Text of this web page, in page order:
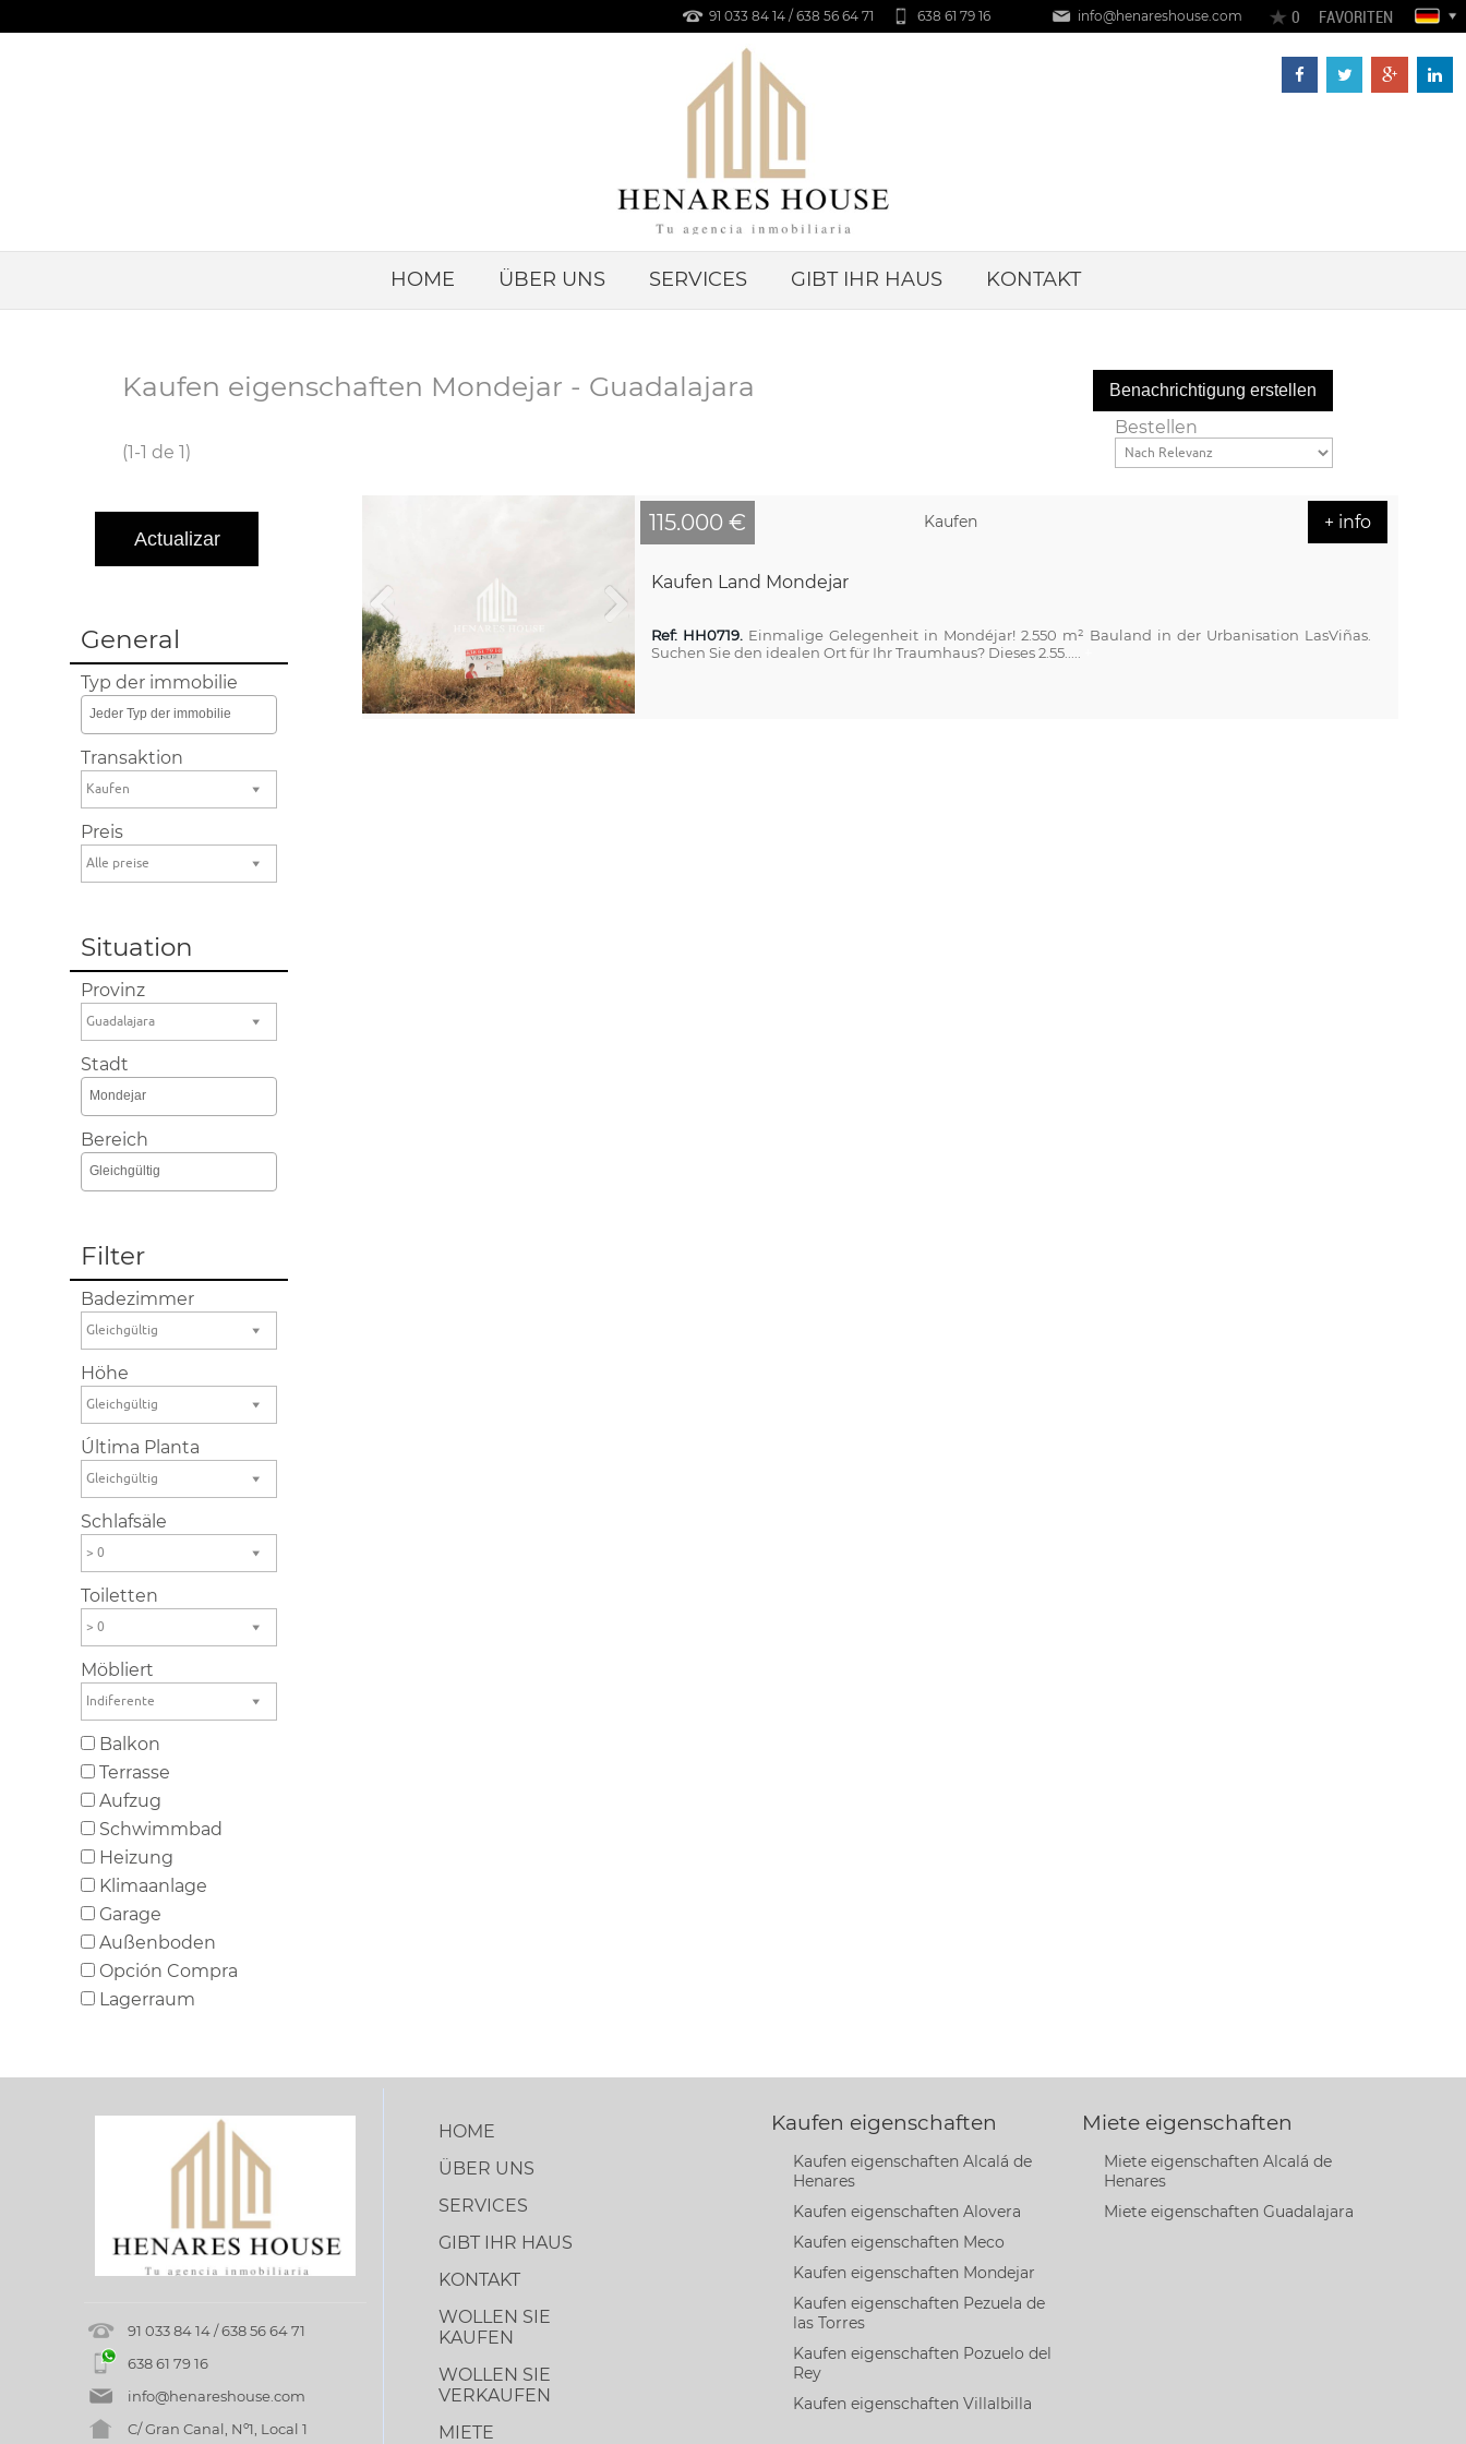
FAVORITEN
info@henareshouse.com
638 61 79 16
91 033 84 14 / 638 56 64 71
HOME ÜBER UNS SERVICES GIBT IHR HAUS KONTAKT
Kaufen eigenschaften Mondejar - Guadalajara
(1-1 de 1)
Bestellen
115.000 € Kaufen + info
Kaufen Land Mondejar
Ref: HH0719. Einmalige Gelegenheit in Mondéjar! 2.550 m² Bauland in der Urbanisation LasViñas.
Suchen Sie den idealen Ort für Ihr Traumhaus? Dieses 2.55.....
General
Typ der immobilie
Jeder Typ der immobilie
Transaktion
Kaufen
Preis
Alle preise
Situation
Provinz
Guadalajara
Stadt
Mondejar
Bereich
Gleichgültig
Filter
Badezimmer
Gleichgültig
Höhe
Gleichgültig
Última Planta
Gleichgültig
Schlafsäle
> 0
Toiletten
> 0
Möbliert
Indiferente
Balkon
Terrasse
Aufzug
Schwimmbad
Heizung
Klimaanlage
Garage
Außenboden
Opción Compra
Lagerraum
91 033 84 14 / 638 56 64 71
638 61 79 16
info@henareshouse.com
C/ Gran Canal, Nº1, Local 1
HOME
ÜBER UNS
SERVICES
GIBT IHR HAUS
KONTAKT
WOLLEN SIE
KAUFEN
WOLLEN SIE
VERKAUFEN
MIETE
Kaufen eigenschaften
Kaufen eigenschaften Alcalá de
Henares
Kaufen eigenschaften Alovera
Kaufen eigenschaften Meco
Kaufen eigenschaften Mondejar
Kaufen eigenschaften Pezuela de
las Torres
Kaufen eigenschaften Pozuelo del
Rey
Kaufen eigenschaften Villalbilla
Miete eigenschaften
Miete eigenschaften Alcalá de
Henares
Miete eigenschaften Guadalajara